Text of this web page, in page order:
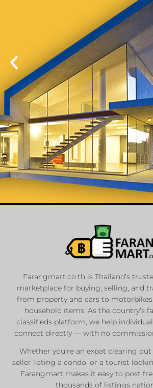
List
Real
Farangmart.co.th is Thailand’s
marketplace for buying, selling, and
from property and cars to
household items. As the country’s
classifieds platform, we help
connect directly — with no
Whether you’re an expat clearing
seller listing a condo, or a tourist
Farangmart makes it easy to post
thousands of listings